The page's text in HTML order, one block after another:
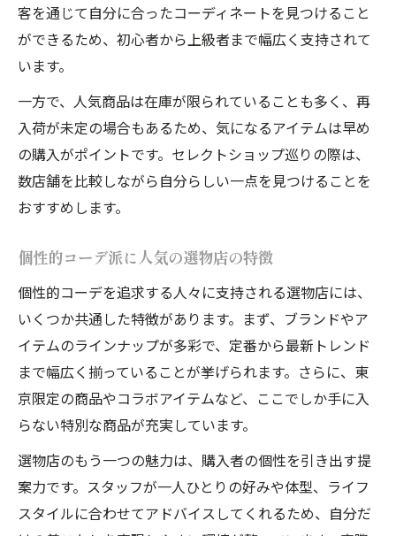
客を通じて自分に合ったコーディネートを見つけること
ができるため、初心者から上級者まで幅広く支持されて
います。
一方で、人気商品は在庫が限られていることも多く、再
入荷が未定の場合もあるため、気になるアイテムは早め
の購入がポイントです。セレクトショップ巡りの際は、
数店舗を比較しながら自分らしい一点を見つけることを
おすすめします。
個性的コーデ派に人気の選物店の特徴
個性的コーデを追求する人々に支持される選物店には、
いくつか共通した特徴があります。まず、ブランドやア
イテムのラインナップが多彩で、定番から最新トレンド
まで幅広く揃っていることが挙げられます。さらに、東
京限定の商品やコラボアイテムなど、ここでしか手に入
らない特別な商品が充実しています。
選物店のもう一つの魅力は、購入者の個性を引き出す提
案力です。スタッフが一人ひとりの好みや体型、ライフ
スタイルに合わせてアドバイスしてくれるため、自分だ